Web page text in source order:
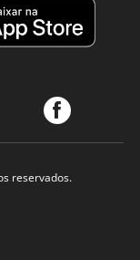
reservados.